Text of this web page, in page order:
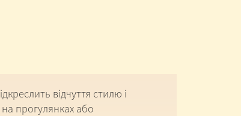
відчуття стилю і
прогулянках або